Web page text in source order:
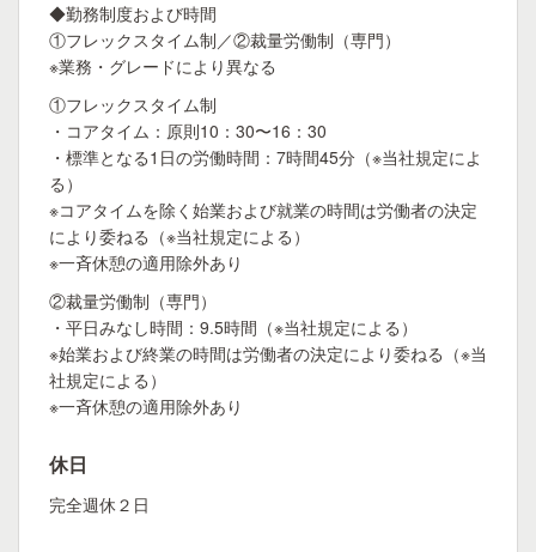
◆勤務制度および時間
①フレックスタイム制／②裁量労働制（専門）
※業務・グレードにより異なる
①フレックスタイム制
・コアタイム：原則10：30〜16：30
・標準となる1日の労働時間：7時間45分（※当社規定によ
る）
※コアタイムを除く始業および就業の時間は労働者の決定
により委ねる（※当社規定による）
※一斉休憩の適用除外あり
②裁量労働制（専門）
・平日みなし時間：9.5時間（※当社規定による）
※始業および終業の時間は労働者の決定により委ねる（※当
社規定による）
※一斉休憩の適用除外あり
休日
完全週休２日